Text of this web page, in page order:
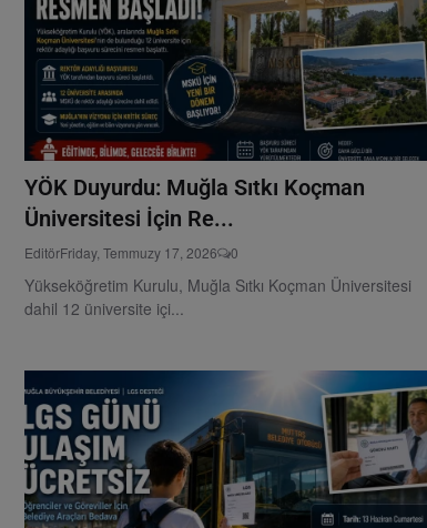
YÖK Duyurdu: Muğla Sıtkı Koçman
Üniversitesi İçin Re...
EditörFriday, Temmuzy 17, 2026 0
Yükseköğretim Kurulu, Muğla Sıtkı Koçman Üniversitesi
dahil 12 üniversite içi...